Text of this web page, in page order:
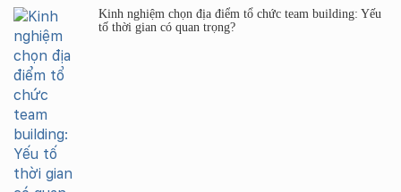
Kinh nghiệm chọn địa điểm tổ chức team building: Yếu
tố thời gian có quan trọng?